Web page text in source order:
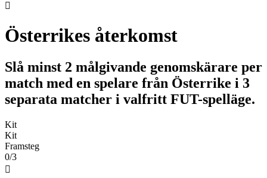

Österrikes återkomst
Slå minst 2 målgivande genomskärare per
match med en spelare från Österrike i 3
separata matcher i valfritt FUT-spelläge.
Kit
Kit
Framsteg
0/3
